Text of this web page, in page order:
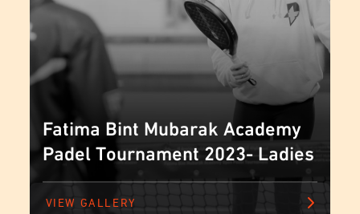
Fatima Bint Mubarak Academy
Padel Tournament 2023- Ladies
VIEW GALLERY